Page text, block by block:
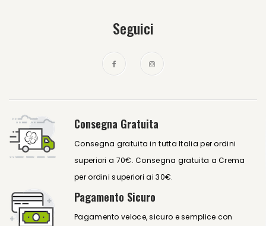
Seguici
Consegna Gratuita
Consegna gratuita in tutta Italia per ordini
superiori a 70€. Consegna gratuita a Crema
per ordini superiori ai 30€.
Pagamento Sicuro
Pagamento veloce, sicuro e semplice con